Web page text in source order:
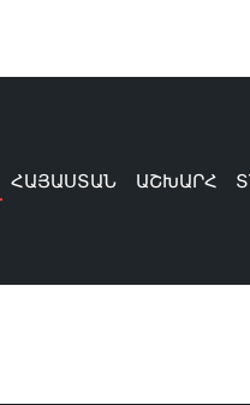
ՀԱՅԱՍՏԱՆ ԱՇԽԱՐՀ